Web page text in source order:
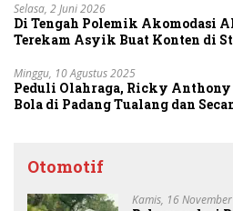
Selasa, 2 Juni 2026
Di Tengah Polemik Akomodasi
Terekam Asyik Buat Konten di
Minggu, 10 Agustus 2025
Peduli Olahraga, Ricky Anthony
Bola di Padang Tualang dan
Otomotif
Kamis, 16